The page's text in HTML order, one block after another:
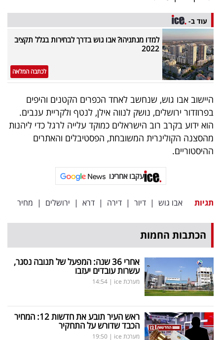
עוד ב-
למדו מנתניהו? אבו גוש בדרך לבחירות בגלל תקציב
2022
לכתבה המלאה
היישוב אבו גוש, שנחשב לאחד הכפרים הקטנים והיפים
בפרוזדור ירושלים, נושק לנווה אילן, לנטף ולקריית ענבים.
הוא ידוע בקרב רוב הישראלים כמוקד עלייה לרגל כדי ליהנות
מהסצנה הקולינרית המשובחת, הפסטיבלים והאתרים
ההיסטוריים.
עקבו אחרינו
תגיות אבו גוש | דיור | דירה | דרא | ירושלים | מחיר
הכתבות החמות
אחרי 36 שנה: המפעל של תנובה נסגר,
עשרות עובדים יעזבו
מערכת ice |
14:54
ראש העיר תובע את חדשות 12: המחיר
הכבד שדורש על התחקיר
מערכת ice |
19:50